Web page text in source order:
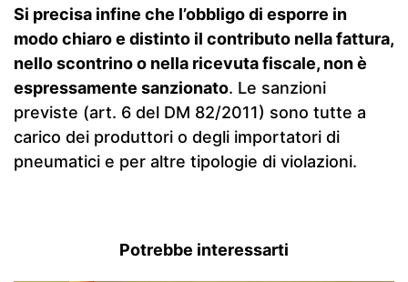
Si precisa infine che l’obbligo di esporre in
modo chiaro e distinto il contributo nella fattura,
nello scontrino o nella ricevuta fiscale, non è
espressamente sanzionato. Le sanzioni
previste (art. 6 del DM 82/2011) sono tutte a
carico dei produttori o degli importatori di
pneumatici e per altre tipologie di violazioni.
Potrebbe interessarti